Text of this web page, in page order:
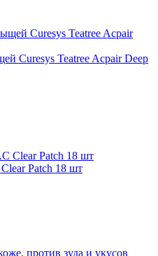
Curesys Teatree Acpair Deep
Patch 18 шт